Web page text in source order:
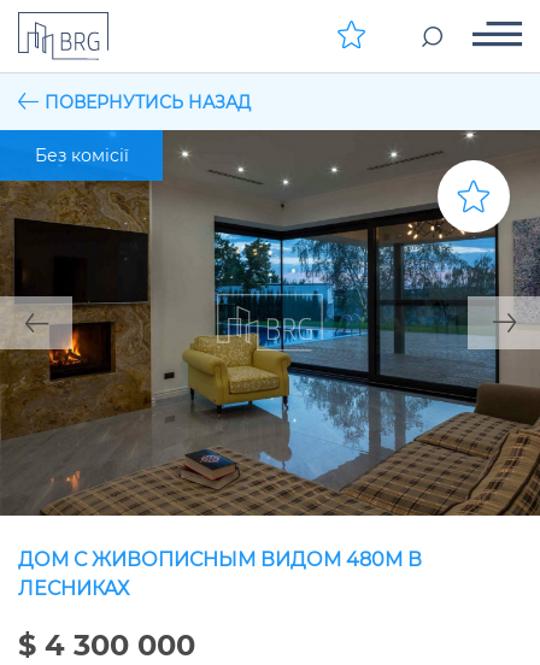
ПОВЕРНУТИСЬ НАЗАД
Без комісії
ДОМ С ЖИВОПИСНЫМ ВИДОМ 480М В
ЛЕСНИКАХ
$ 4 300 000